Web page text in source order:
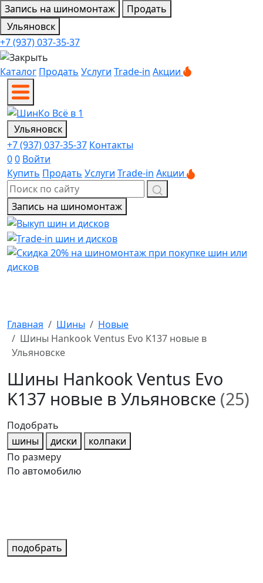
Запись на шиномонтаж
Продать
Ульяновск
+7 (937) 037-35-37
Каталог Продать Услуги Trade-in Акции
Ульяновск
+7 (937) 037-35-37 Контакты
00 Войти
Купить Продать Услуги Trade-in Акции
Запись на шиномонтаж
Главная Шины
Новые
Шины Hankook Ventus Evo K137 новые в
Ульяновске
Шины Hankook Ventus Evo
K137 новые в Ульяновске (25)
Подобрать
шины
диски
колпаки
По размеру
По автомобилю
подобрать